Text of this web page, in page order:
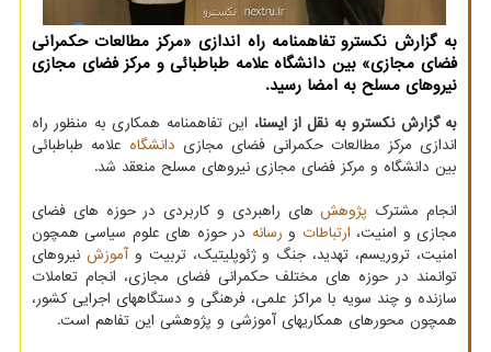
به گزارش نکسترو تفاهمنامه راه اندازی «مرکز مطالعات حکمرانی
فضای مجازی» بین دانشگاه علامه طباطبائی و مرکز فضای مجازی
نیروهای مسلح به امضا رسید.
به گزارش نکسترو به نقل از ایسنا، این تفاهمنامه همکاری به منظور راه
اندازی مرکز مطالعات حکمرانی فضای مجازی دانشگاه علامه طباطبائی
بین دانشگاه و مرکز فضای مجازی نیروهای مسلح منعقد شد.
انجام مشترک پژوهشهای راهبردی و کاربردی در حوزه های فضای
مجازی و امنیت، ارتباطات و رسانه در حوزه های علوم سیاسی همچون
امنیت، تروریسم، تهدید، جنگ و ژئوپلیتیک، تربیت وآموزش نیروهای
توانمند در حوزه های مختلف حکمرانی فضای مجازی، انجام تعاملات
سازنده و چند سویه با مراکز علمی، فرهنگی و دستگاههای اجرایی کشور،
همچون محورهای همکاریهای آموزشی و پژوهشی این تفاهم است.